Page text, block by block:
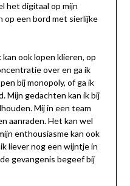
het digitaal op mijn
op een bord met sierlijke
ook lopen klieren, op
over en ga ik
bij monopoly, of ga ik
Mijn gedachten kan ik bij
Mij in een team
aanraden. Het kan wel
enthousiasme kan ook
liever nog een wijntje in
gevangenis begeef bij